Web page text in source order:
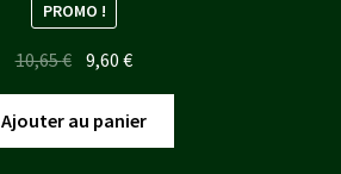
PROMO !
10,65€ Le
prix
initial
était :
9,60€Le
prix
actuel
est :
Ajouter au panier